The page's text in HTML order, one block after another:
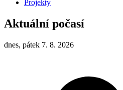
Projekty
Aktuální počasí
dnes, pátek 7. 8. 2026